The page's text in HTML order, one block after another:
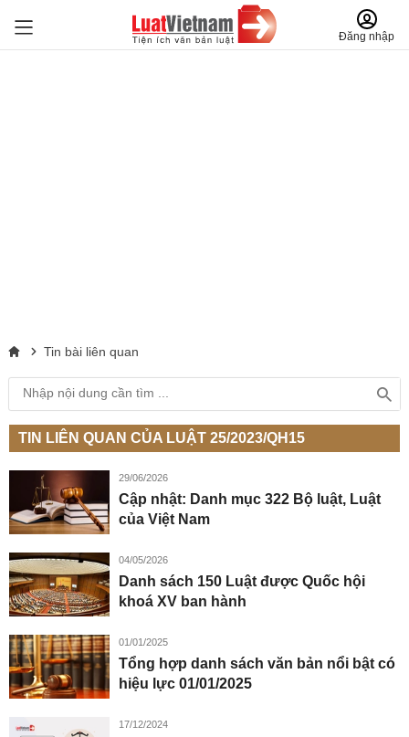
Đăng nhập
Tin bài liên quan
TIN LIÊN QUAN CỦA LUẬT 25/2023/QH15
29/06/2026
Cập nhật: Danh mục 322 Bộ luật, Luật
của Việt Nam
04/05/2026
Danh sách 150 Luật được Quốc hội
khoá XV ban hành
01/01/2025
Tổng hợp danh sách văn bản nổi bật có
hiệu lực 01/01/2025
17/12/2024